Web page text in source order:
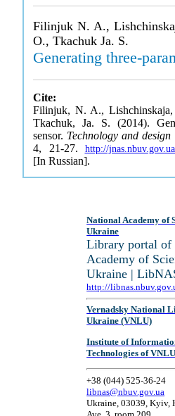
Filinjuk N. A.,
O., Tkachuk Ja. S.
Generating three-
Cite:
Filinjuk, N. A.,
Tkachuk, Ja. S. (2014).
sensor. Technology and
4, 21-27. http://
[In Russian].
National Academy of
Ukraine
Library portal of
Academy of
Ukraine |
http://
Vernadsky National
Ukraine (VNLU)
Institute of
Technologies of VNLU
+38 (044) 525-36-24
libnas@nbuv.gov.ua
Ukraine, 03039, Kyiv,